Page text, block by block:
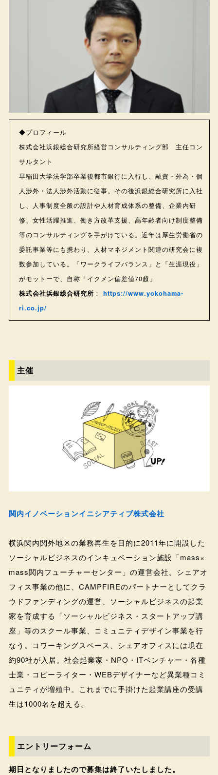
◆プロフィール
株式会社浜銀総合研究所経営コンサルティング部 主任コン
サルタント
早稲田大学法学部卒業後都市銀行に入行し、融資・外為・個
人渉外・法人渉外活動に従事。その後浜銀総合研究所に入社
し、人事制度全般の設計や人材育成体系の整備、企業内研
修、女性活躍推進、働き方改革支援、高年齢者向け制度整備
等のコンサルティングを手がけている。近年は厚生労働省の
委託事業等にも携わり、人材マネジメント関連の研究会に複
数参加している。「ワークライフバランス」と「生涯現役」
がモットーで、自称「イクメン偏差値70超」
株式会社浜銀総合研究所 ： https://www.yokohama-
ri.co.jp/
主催
関内イノベーションイニシアティブ株式会社
横浜関内関外地区の業務再生を目的に2011年に開設した
ソーシャルビジネスのインキュベーション施設「mass×
mass関内フューチャーセンター」の運営会社。シェアオ
フィス事業の他に、CAMPFIREのパートナーとしてクラ
ウドファンディングの運営、ソーシャルビジネスの起業
家を育成する「ソーシャルビジネス・スタートアップ講
座」等のスクール事業、コミュニティデザイン事業を行
なう。コワーキングスペース、シェアオフィスには現在
約90社が入居。社会起業家・NPO・ITベンチャー・各種
士業・コピーライター・WEBデザイナーなど異業種コミ
ュニティが増殖中。これまでに手掛けた起業講座の受講
生は1000名を超える。
エントリーフォーム
期日となりましたので募集は終了いたしました。